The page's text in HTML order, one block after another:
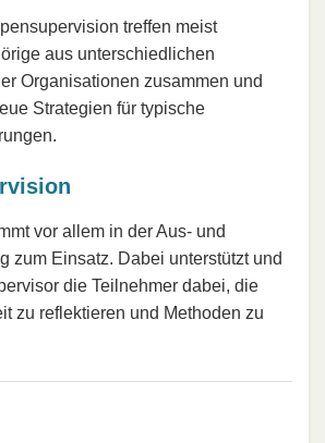
treffen meist
aus unterschiedlichen
Organisationen zusammen und
Strategien für typische
vor allem in der Aus- und
zum Einsatz. Dabei unterstützt und
die Teilnehmer dabei, die
zu reflektieren und Methoden zu